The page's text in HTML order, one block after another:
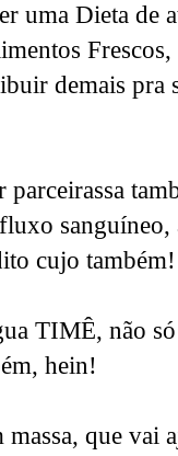
uma Dieta de
demais pra
sanguíneo,
cujo também!
TIMÊ, não
hein!
que vai